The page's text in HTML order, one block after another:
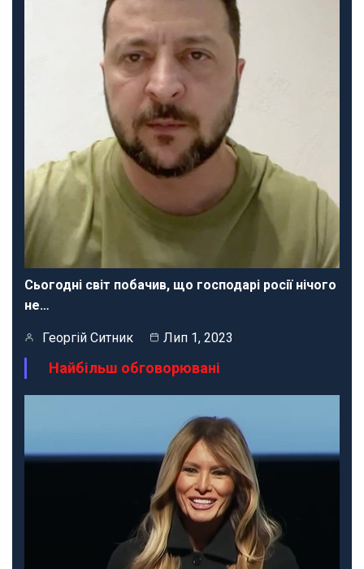
Сьогодні світ побачив, що господарі росії нічого
не…
Георгій Ситник Лип 1, 2023
Найбільш обговорювані